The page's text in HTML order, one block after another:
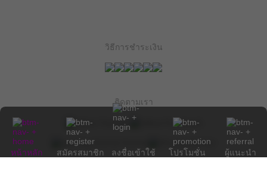
หน้าหลัก สมัครสมาชิก ลงชื่อเข้าใช้ โปรโมชั่น ผู้แนะนำ
วิธีการชำระเงิน
ติดตามเรา